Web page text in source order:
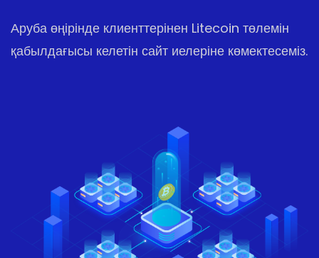
Аруба өңірінде клиенттерінен Litecoin төлемін
қабылдағысы келетін сайт иелеріне көмектесеміз.